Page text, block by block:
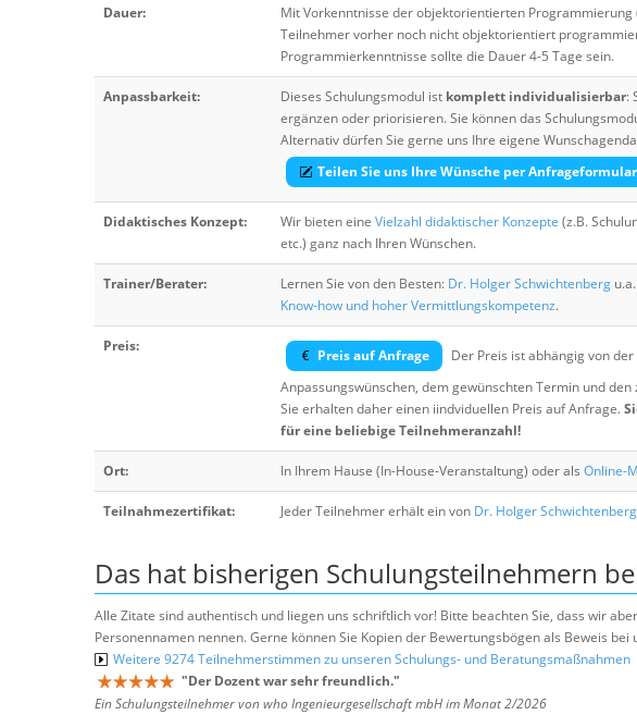
Dauer:
Mit Vorkenntnisse der objektorientierten Programmierung
Teilnehmer vorher noch nicht objektorientiert
Programmierkenntnisse sollte die Dauer 4-5 Tage sein.
Anpassbarkeit: Dieses Schulungsmodul ist komplett individualisierbar:
ergänzen oder priorisieren. Sie können das
Alternativ dürfen Sie gerne uns Ihre eigene
Teilen Sie uns Ihre Wünsche per
Didaktisches Konzept: Wir bieten eine Vielzahl didaktischer Konzepte (z.B.
etc.) ganz nach Ihren Wünschen.
Trainer/Berater: Lernen Sie von den Besten: Dr. Holger Schwichtenberg u.a.
Know-how und hoher Vermittlungskompetenz.
Preis:
Preis auf Anfrage
Der Preis ist abhängig von
Anpassungswünschen, dem gewünschten Termin und
Sie erhalten daher einen iindviduellen Preis auf Anfrage.
für eine beliebige Teilnehmeranzahl!
Ort: In Ihrem Hause (In-House-Veranstaltung) oder als Online-
Teilnahmezertifikat: Jeder Teilnehmer erhält ein von Dr. Holger Schwichtenberg
Das hat bisherigen Schulungsteilnehmern
Alle Zitate sind authentisch und liegen uns schriftlich vor! Bitte beachten Sie, dass wir
Personennamen nennen. Gerne können Sie Kopien der Bewertungsbögen als Beweis bei
Weitere 9274 Teilnehmerstimmen zu unseren Schulungs- und Beratungsmaßnahmen
"Der Dozent war sehr freundlich."
Ein Schulungsteilnehmer von who Ingenieurgesellschaft mbH im Monat 2/2026